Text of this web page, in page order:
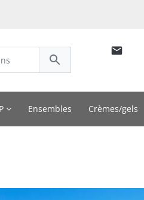
Ensembles Crèmes/gels